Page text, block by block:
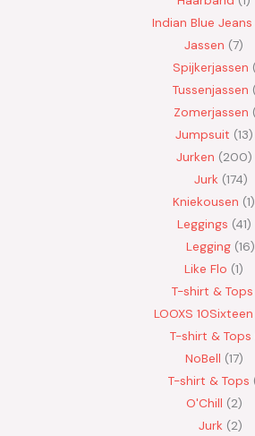
Indian Blue Jeans
Jassen 7
Spijkerjassen
Tussenjassen
Zomerjassen
Jumpsuit 13
Jurken 200
Jurk 174
Kniekousen 1
Leggings 41
Legging 16
Like Flo 1
T-shirt & Tops
LOOXS 10Sixteen
T-shirt & Tops
NoBell 17
T-shirt & Tops
O'Chill 2
Jurk
2